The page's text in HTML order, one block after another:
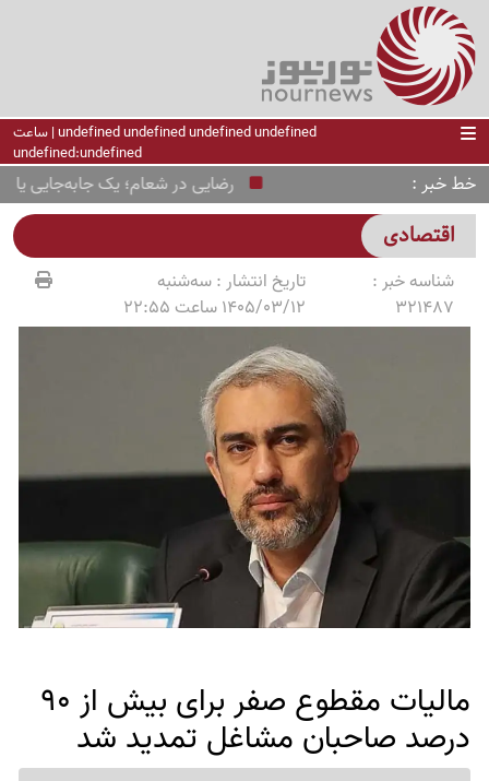
undefined undefined undefined undefined | ساعت
undefined:undefined
خط خبر رضایی در شعام؛ یک جابه‌جایی یا آغاز
اقتصادی
شناسه خبر :
321487
تاریخ انتشار :سه‌شنبه
1405/03/12 ساعت 22:55
مالیات مقطوع صفر برای بیش از 90
درصد صاحبان مشاغل تمدید شد